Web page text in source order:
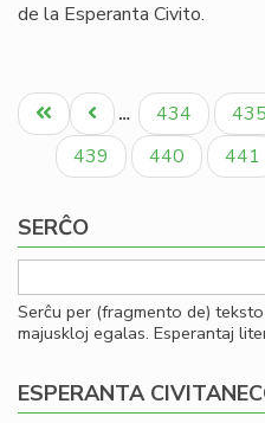
de la Esperanta Civito.
Pagination
Unua
paĝo
Antaŭa
paĝo
… Paĝo
434 Paĝo
435
Paĝo
439 Paĝo
440 Paĝo
441
SERĈO
Serĉu per (fragmento de)
majuskloj egalas. Esperantaj
ESPERANTA